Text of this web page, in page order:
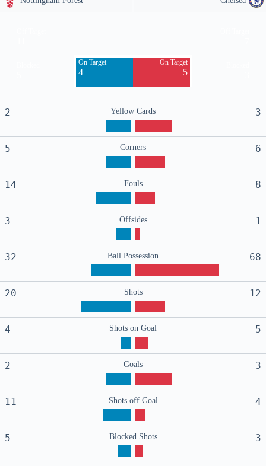
On Target
4
On Target
5
2 Yellow Cards 3
5 Corners 6
14 Fouls 8
3 Offsides 1
32 Ball Possession 68
20 Shots 12
4 Shots on Goal 5
2 Goals 3
11 Shots off Goal 4
5 Blocked Shots 3